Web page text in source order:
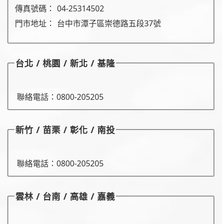
傳真號碼：04-25314502
門市地址： 台中市潭子區崇德路五段37號
台北 / 桃園 / 新北 / 基隆
聯絡電話： 0800-205205
新竹 / 苗栗 / 彰化 / 南投
聯絡電話： 0800-205205
雲林 / 台南 / 高雄 / 嘉義